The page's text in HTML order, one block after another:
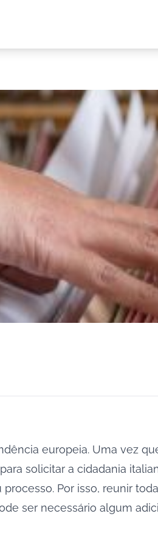
europeia. Uma vez
solicitar a cidadania
Por isso, reunir
ser necessário algum